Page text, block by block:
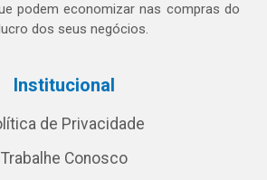
podem economizar nas compras do
dos seus negócios.
Institucional
de Privacidade
Trabalhe Conosco